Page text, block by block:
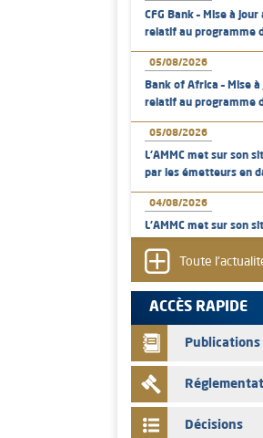
CFG Bank – Mise à
relatif au programme
05/08/2026
Bank of Africa – Mise
relatif au programme
05/08/2026
L’AMMC met sur son
par les émetteurs en
04/08/2026
L’AMMC met sur son
03/08/2026
Saham Bank – Mise à
relatif au programme
03/08/2026
L’AMMC met sur son
par les émetteurs en
Toute
ACCÈS RAPIDE
Publications
Décisions